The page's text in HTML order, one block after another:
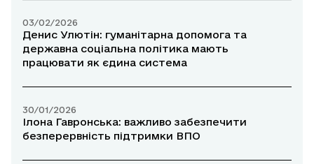
03/02/2026
Денис Улютін: гуманітарна допомога та
державна соціальна політика мають
працювати як єдина система
30/01/2026
Ілона Гавронська: важливо забезпечити
безперервність підтримки ВПО